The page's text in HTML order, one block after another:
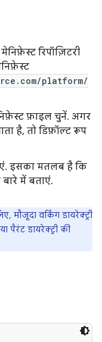
रिपॉज़िटरी
platform/
फ़ाइल चुनें. अगर
है, तो डिफ़ॉल्ट रूप
इसका मतलब है कि
में बताएं.
मौजूदा वर्किंग डायरेक्ट्री
पैरंट डायरेक्ट्री की